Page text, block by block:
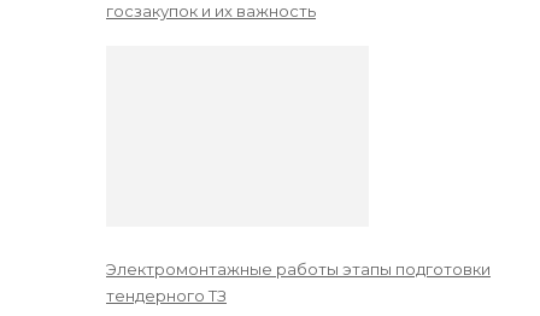
госзакупок и их важность
Электромонтажные работы этапы подготовки
тендерного ТЗ